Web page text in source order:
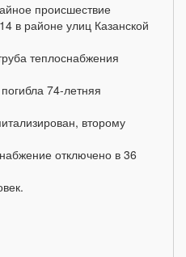
происшествие
в районе улиц Казанской
теплоснабжения
74-летняя
второму
отключено в 36